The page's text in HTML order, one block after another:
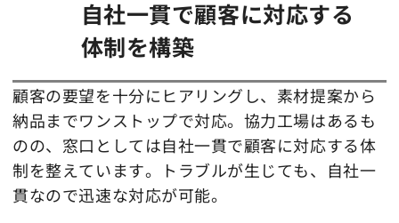
自社一貫で顧客に対応する
体制を構築
顧客の要望を十分にヒアリングし、素材提案から
納品までワンストップで対応。協力工場はあるも
のの、窓口としては自社一貫で顧客に対応する体
制を整えています。トラブルが生じても、自社一
貫なので迅速な対応が可能。